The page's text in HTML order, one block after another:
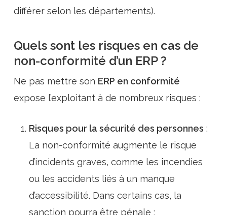
différer selon les départements).
Quels sont les risques en cas de
non-conformité d’un ERP ?
Ne pas mettre son ERP en conformité
expose l’exploitant à de nombreux risques :
Risques pour la sécurité des personnes :
La non-conformité augmente le risque
d’incidents graves, comme les incendies
ou les accidents liés à un manque
d’accessibilité. Dans certains cas, la
sanction pourra être pénale ;